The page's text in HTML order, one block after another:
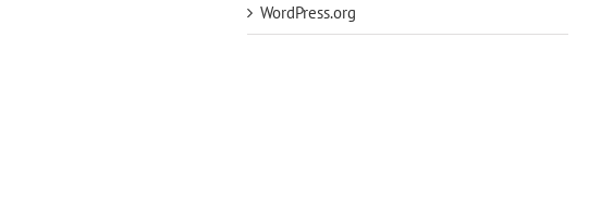
WordPress.org